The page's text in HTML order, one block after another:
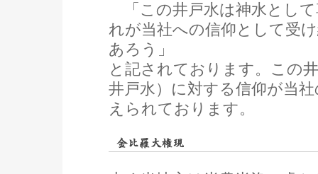
「この井戸水は神水とし
れが当社への信仰として受
あろう」
と記されております。この
井戸水）に対する信仰が当
えられております。